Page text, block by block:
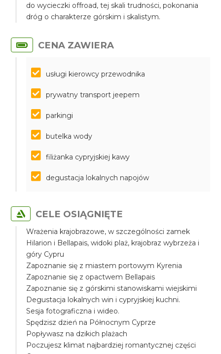
do wycieczki offroad, tej skali trudności, pokonania
dróg o charakterze górskim i skalistym.
CENA ZAWIERA
usługi kierowcy przewodnika
prywatny transport jeepem
parkingi
butelka wody
filiżanka cypryjskiej kawy
degustacja lokalnych napojów
CELE OSIĄGNIĘTE
Wrażenia krajobrazowe, w szczególności zamek
Hilarion i Bellapais, widoki plaż, krajobraz wybrzeża i
góry Cypru
Zapoznanie się z miastem portowym Kyrenia
Zapoznanie się z opactwem Bellapais
Zapoznanie się z górskimi stanowiskami wiejskimi
Degustacja lokalnych win i cypryjskiej kuchni.
Sesja fotograficzna i wideo.
Spędzisz dzień na Północnym Cyprze
Popływasz na dzikich plażach
Poczujesz klimat najbardziej romantycznej części